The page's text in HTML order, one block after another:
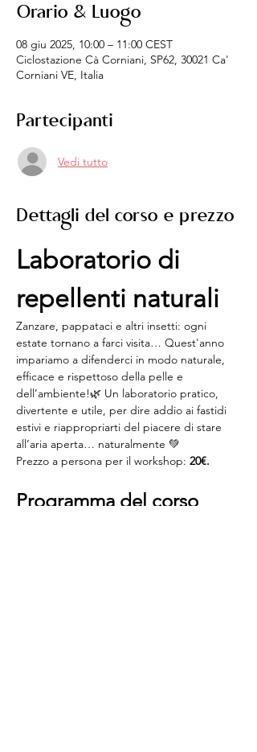
Orario & Luogo
08 giu 2025, 10:00 – 11:00 CEST
Ciclostazione Cà Corniani, SP62, 30021 Ca'
Corniani VE, Italia
Partecipanti
Vedi tutto
Dettagli del corso e prezzo
Laboratorio di
repellenti naturali
Zanzare, pappataci e altri insetti: ogni
estate tornano a farci visita… Quest'anno
impariamo a difenderci in modo naturale,
efficace e rispettoso della pelle e
dell’ambiente!🌿 Un laboratorio pratico,
divertente e utile, per dire addio ai fastidi
estivi e riappropriarti del piacere di stare
all’aria aperta… naturalmente 💚
Prezzo a persona per il workshop: 20€.
Programma del corso